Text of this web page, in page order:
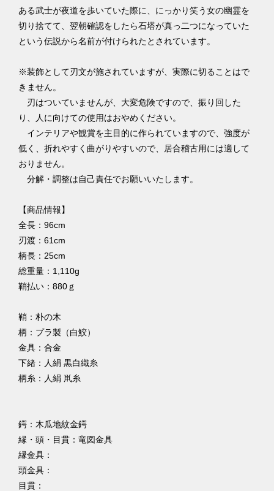
ある武士が夜道を歩いていた際に、にっかり笑う女の幽霊を
切り捨てて、翌朝確認をしたら石塔が真っ二つになっていた
という伝説から名前が付けられたとされています。
※装飾として刃文が施されていますが、実際に切ることはで
きません。
刃はついていませんが、大変危険ですので、振り回した
り、人に向けての使用はおやめください。
インテリアや観賞を主目的に作られていますので、強度が
低く、折れやすく曲がりやすいので、居合稽古用には適して
おりません。
分解・調整は自己責任でお願いいたします。
【商品情報】
全長：96cm
刃渡：61cm
柄長：25cm
総重量：1,110g
鞘払い：880ｇ
鞘：朴の木
柄：プラ製（白鮫）
金具：合金
下緒：人絹 黒白織糸
柄糸：人絹 鼡糸
鍔：木瓜地紋金鍔
縁・頭・目貫：竜図金具
縁金具：
頭金具：
目貫：